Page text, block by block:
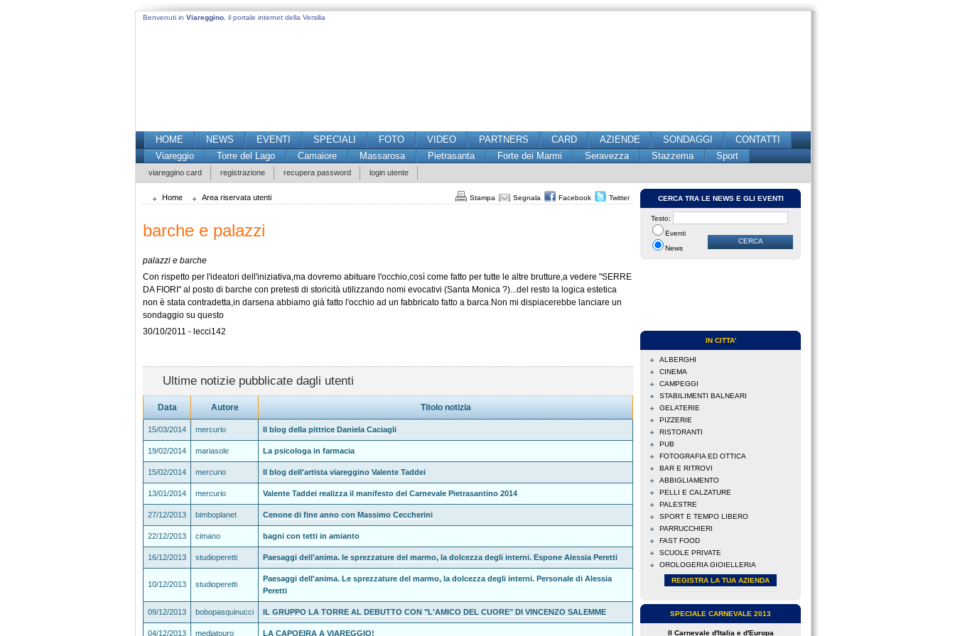
Benvenuti in Viareggino , il portale internet della Versilia
HOME NEWS EVENTI SPECIALI FOTO VIDEO PARTNERS CARD AZIENDE SONDAGGI
CONTATTI
Viareggio
Torre del Lago Camaiore Massarosa Pietrasanta Forte dei Marmi Seravezza Stazzema Sport
viareggino card registrazione recupera password login utente
Home Area riservata utenti Stampa Segnala Facebook Twitter
barche e palazzi
palazzi e barche
Con rispetto per l'ideatori dell'iniziativa,ma dovremo abituare l'occhio,così come fatto per tutte le altre brutture,a vedere "SERRE
DA FIORI" al posto di barche con pretesti di storicità utilizzando nomi evocativi (Santa Monica ?)...del resto la logica estetica
non è stata contradetta,in darsena abbiamo già fatto l'occhio ad un fabbricato fatto a barca.Non mi dispiacerebbe lanciare un
sondaggio su questo
30/10/2011 - lecci142
Ultime notizie pubblicate dagli utenti
Data Autore Titolo notizia
15/03/2014 mercurio Il blog della pittrice Daniela Caciagli
19/02/2014 mariasole La psicologa in farmacia
15/02/2014 mercurio Il blog dell'artista viareggino Valente Taddei
13/01/2014 mercurio Valente Taddei realizza il manifesto del Carnevale Pietrasantino 2014
27/12/2013 bimboplanet Cenone di fine anno con Massimo Ceccherini
22/12/2013 cimano bagni con tetti in amianto
16/12/2013 studioperetti Paesaggi dell'anima. le sprezzature del marmo, la dolcezza degli interni. Espone Alessia Peretti
10/12/2013 studioperetti
Paesaggi dell'anima. Le sprezzature del marmo, la dolcezza degli interni. Personale di Alessia
Peretti
09/12/2013 bobopasquinucci IL GRUPPO LA TORRE AL DEBUTTO CON "L'AMICO DEL CUORE" DI VINCENZO SALEMME
04/12/2013 mediatouro LA CAPOEIRA A VIAREGGIO!
CERCA TRA LE NEWS E GLI EVENTI
Testo:
Eventi
News
IN CITTA'
ALBERGHI
CINEMA
CAMPEGGI
STABILIMENTI BALNEARI
GELATERIE
PIZZERIE
RISTORANTI
PUB
FOTOGRAFIA ED OTTICA
BAR E RITROVI
ABBIGLIAMENTO
PELLI E CALZATURE
PALESTRE
SPORT E TEMPO LIBERO
PARRUCCHIERI
FAST FOOD
SCUOLE PRIVATE
OROLOGERIA GIOIELLERIA
REGISTRA LA TUA AZIENDA
SPECIALE CARNEVALE 2013
Il Carnevale d'Italia e d'Europa